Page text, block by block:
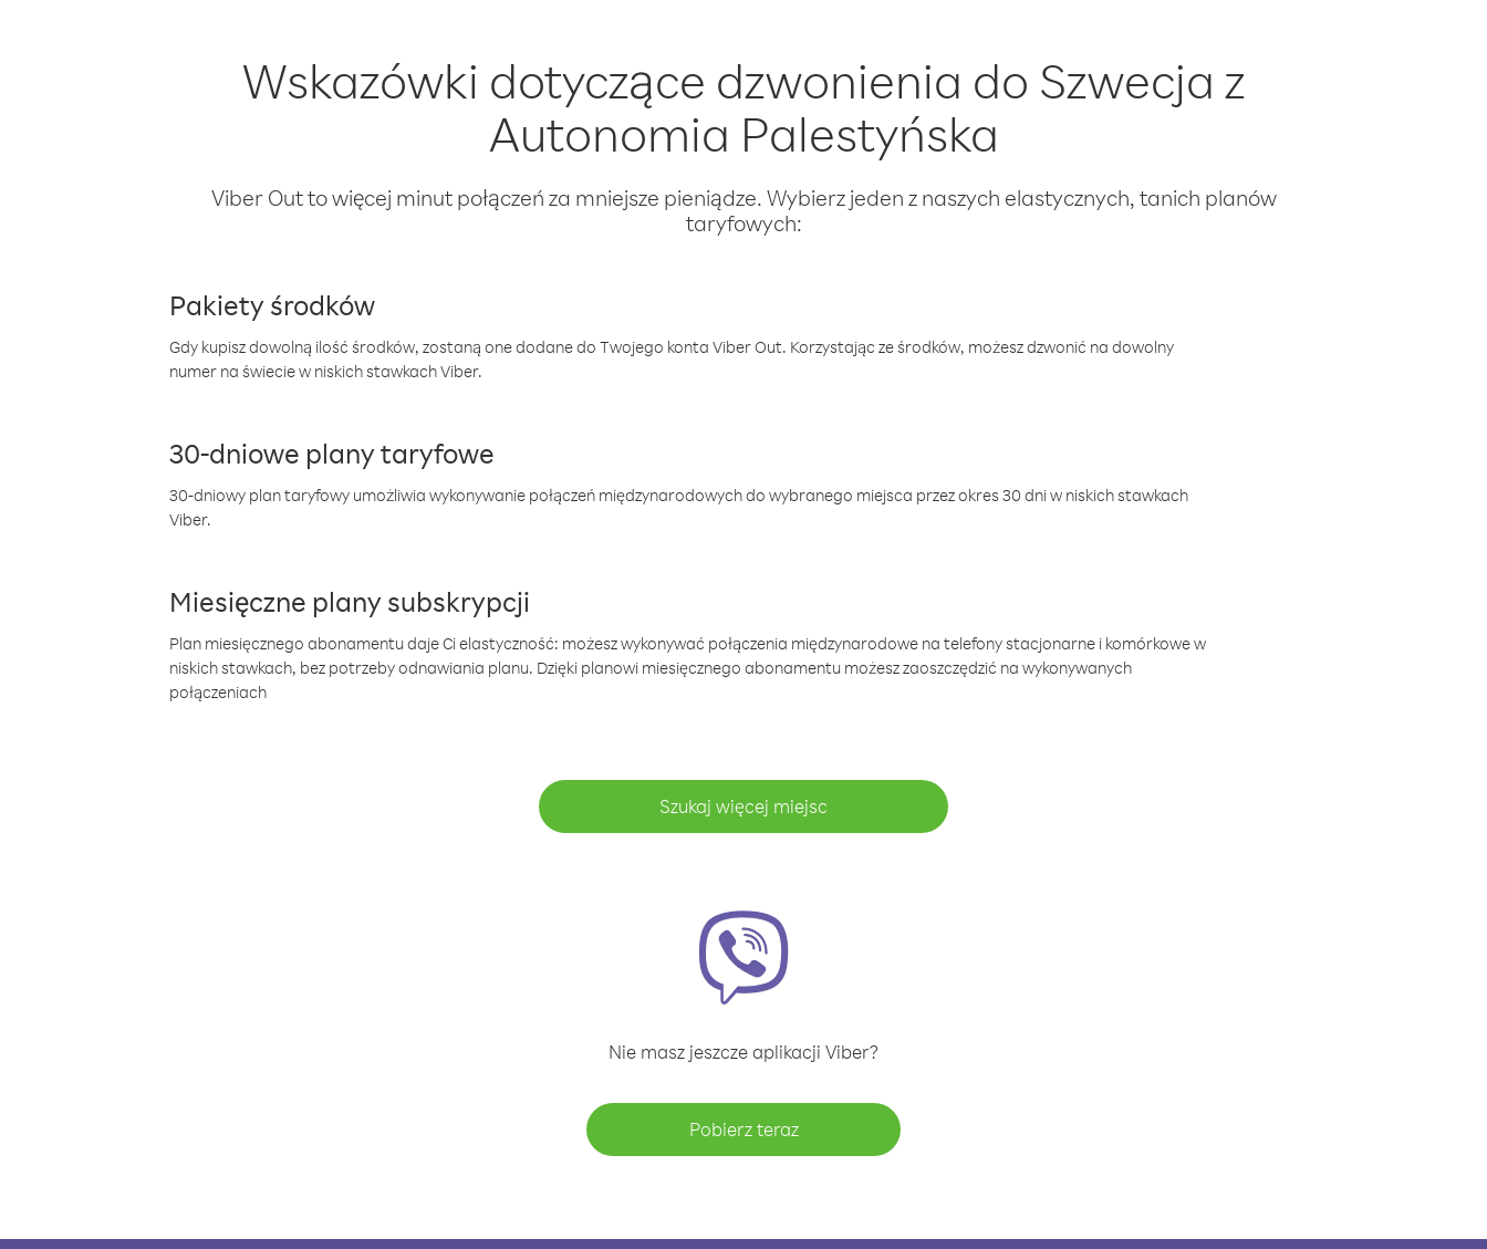
Wskazówki dotyczące dzwonienia do Szwecja z
Autonomia Palestyńska
Viber Out to więcej minut połączeń za mniejsze pieniądze. Wybierz jeden z naszych elastycznych, tanich planów
taryfowych:
Pakiety środków
Gdy kupisz dowolną ilość środków, zostaną one dodane do Twojego konta Viber Out. Korzystając ze środków, możesz dzwonić na dowolny
numer na świecie w niskich stawkach Viber.
30-dniowe plany taryfowe
30-dniowy plan taryfowy umożliwia wykonywanie połączeń międzynarodowych do wybranego miejsca przez okres 30 dni w niskich stawkach
Viber.
Miesięczne plany subskrypcji
Plan miesięcznego abonamentu daje Ci elastyczność: możesz wykonywać połączenia międzynarodowe na telefony stacjonarne i komórkowe w
niskich stawkach, bez potrzeby odnawiania planu. Dzięki planowi miesięcznego abonamentu możesz zaoszczędzić na wykonywanych
połączeniach
Szukaj więcej miejsc
Nie masz jeszcze aplikacji Viber?
Pobierz teraz